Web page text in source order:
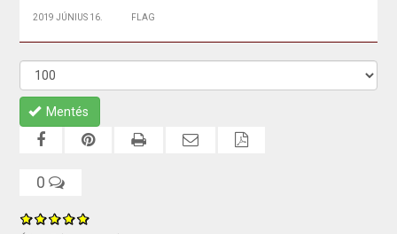
2019 JÚNIUS 16. FLAG
Mentés
0